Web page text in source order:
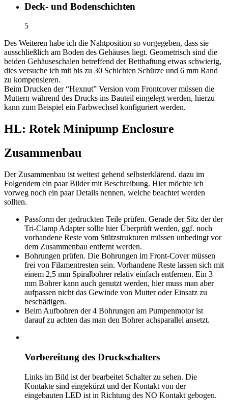
Deck- und Bodenschichten
5
Des Weiteren habe ich die Nahtposition so vorgegeben, dass sie
ausschließlich am Boden des Gehäuses liegt. Geometrisch sind die
beiden Gehäuseschalen betreffend der Betthaftung etwas schwierig,
dies versuche ich mit bis zu 30 Schichten Schürze und 6 mm Rand
zu kompensieren.
Beim Drucken der “Hexnut” Version vom Frontcover müssen die
Muttern während des Drucks ins Bauteil eingelegt werden, hierzu
kann zum Beispiel ein Farbwechsel konfiguriert werden.
HL: Rotek Minipump Enclosure
Zusammenbau
Der Zusammenbau ist weitest gehend selbsterklärend. dazu im
Folgendem ein paar Bilder mit Beschreibung. Hier möchte ich
vorweg noch ein paar Details nennen, welche beachtet werden
sollten.
Passform der gedruckten Teile prüfen. Gerade der Sitz der der
Tri-Clamp Adapter sollte hier Überprüft werden, ggf. noch
vorhandene Reste vom Stützstrukturen müssen unbedingt vor
dem Zusammenbau entfernt werden.
Bohrungen prüfen. Die Bohrungen im Front-Cover müssen
frei von Filamentresten sein. Vorhandene Reste lassen sich mit
einem 2,5 mm Spiralbohrer relativ einfach entfernen. Ein 3
mm Bohrer kann auch genutzt werden, hier muss man aber
aufpassen nicht das Gewinde von Mutter oder Einsatz zu
beschädigen.
Beim Aufbohren der 4 Bohrungen am Pumpenmotor ist
darauf zu achten das man den Bohrer achsparallel ansetzt.
Vorbereitung des Druckschalters
Links im Bild ist der bearbeitet Schalter zu sehen. Die
Kontakte sind eingekürzt und der Kontakt von der
eingebauten LED ist in Richtung des NO Kontakt gebogen.